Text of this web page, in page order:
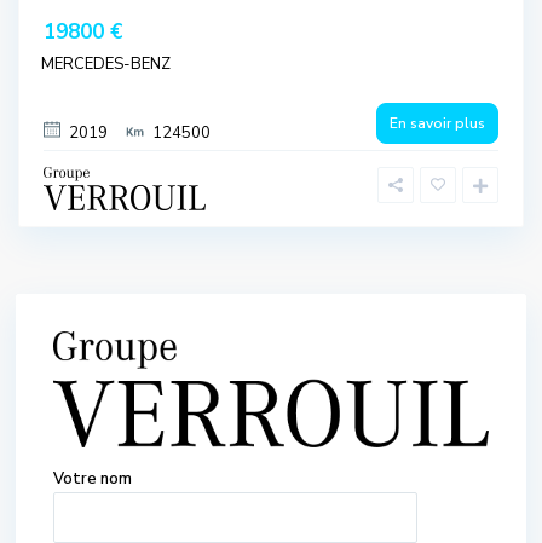
19800 €
MERCEDES-BENZ
2019 124500 En savoir plus
Votre nom